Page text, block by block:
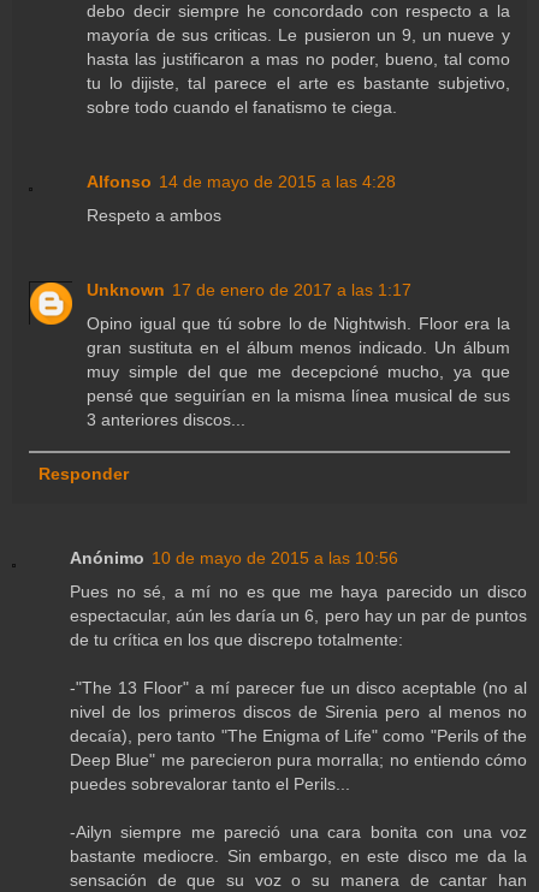
debo decir siempre he concordado con respecto a la
mayoría de sus criticas. Le pusieron un 9, un nueve y
hasta las justificaron a mas no poder, bueno, tal como
tu lo dijiste, tal parece el arte es bastante subjetivo,
sobre todo cuando el fanatismo te ciega.
Alfonso 14 de mayo de 2015 a las 4:28
Respeto a ambos
Unknown 17 de enero de 2017 a las 1:17
Opino igual que tú sobre lo de Nightwish. Floor era la
gran sustituta en el álbum menos indicado. Un álbum
muy simple del que me decepcioné mucho, ya que
pensé que seguirían en la misma línea musical de sus
3 anteriores discos...
Responder
Anónimo 10 de mayo de 2015 a las 10:56
Pues no sé, a mí no es que me haya parecido un disco
espectacular, aún les daría un 6, pero hay un par de puntos
de tu crítica en los que discrepo totalmente:
-"The 13 Floor" a mí parecer fue un disco aceptable (no al
nivel de los primeros discos de Sirenia pero al menos no
decaía), pero tanto "The Enigma of Life" como "Perils of the
Deep Blue" me parecieron pura morralla; no entiendo cómo
puedes sobrevalorar tanto el Perils...
-Ailyn siempre me pareció una cara bonita con una voz
bastante mediocre. Sin embargo, en este disco me da la
sensación de que su voz o su manera de cantar han